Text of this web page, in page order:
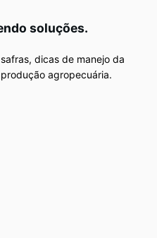
soluções.
dicas de manejo da
agropecuária.